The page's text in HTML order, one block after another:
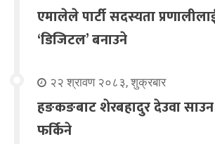
एमालेले पार्टी सदस्यता
‘डिजिटल’ बनाउने
२२ श्रावण २०८३, शुक्रबार
हङकङबाट शेरबहादुर देउवा
फर्किने